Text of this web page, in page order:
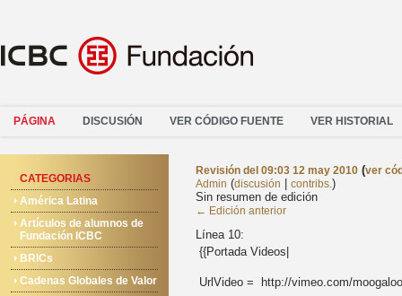
PÁGINA DISCUSIÓN VER CÓDIGO FUENTE VER HISTORIAL
CATEGORIAS
América Latina
Artículos de alumnos de
Fundación ICBC
BRICs
Cadenas Globales de Valor
Revisión del 09:03 12 may 2010 (ver
Admin (discusión contribs.)
Sin resumen de edición
← Edición anterior
Línea 10:
{{Portada Videos|
UrlVideo = http://vimeo.com/